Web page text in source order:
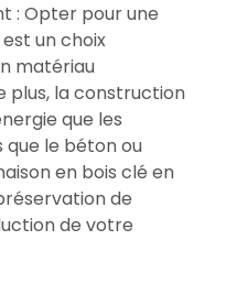
: Opter pour une
un choix
matériau
plus, la construction
que les
le béton ou
en bois clé en
de
de votre